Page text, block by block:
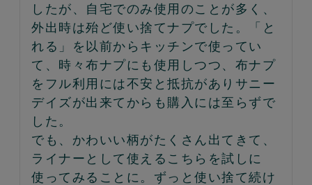
したが、自宅でのみ使用のことが多く、
外出時は殆ど使い捨てナプでした。「と
れる」を以前からキッチンで使ってい
て、時々布ナプにも使用しつつ、布ナプ
をフル利用には不安と抵抗がありサニー
デイズが出来てからも購入には至らずで
した。
でも、かわいい柄がたくさん出てきて、
ライナーとして使えるこちらを試しに
使ってみることに。ずっと使い捨て続け